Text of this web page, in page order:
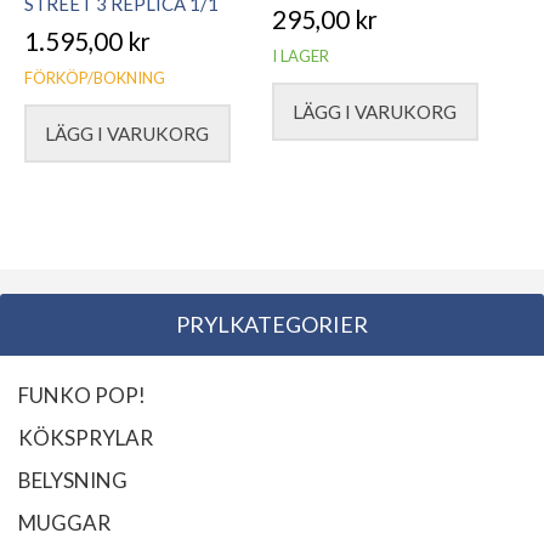
1.595,00 kr
FÖRKÖP/BOKNING
LÄGG I VARUKORG
295,00 kr
I LAGER
LÄGG I VARUKORG
PRYLKATEGORIER
FUNKO POP!
KÖKSPRYLAR
BELYSNING
MUGGAR